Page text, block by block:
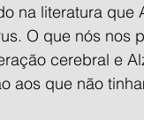
na literatura
O que nós nos
cerebral e
aos que não